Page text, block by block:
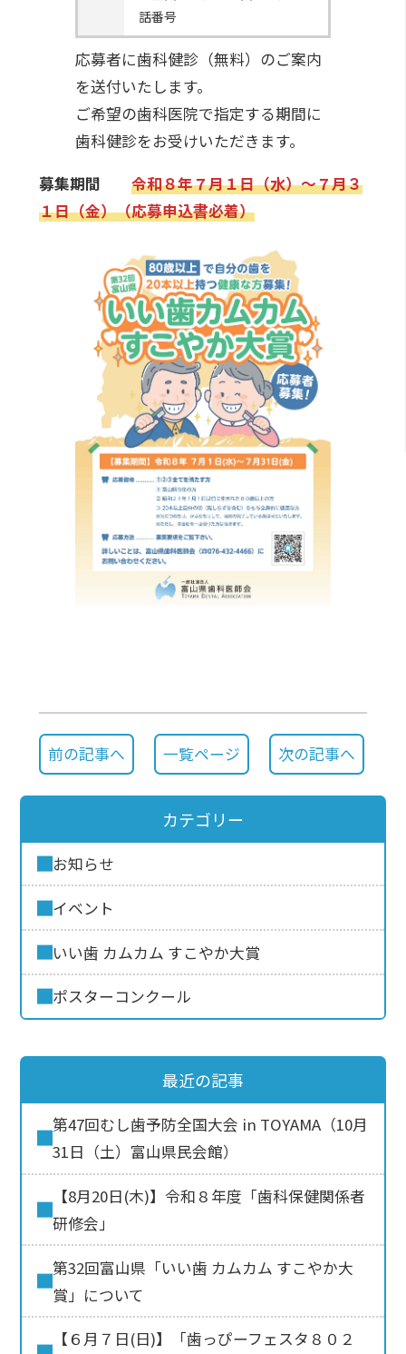
話番号
応募者に歯科健診（無料）のご案内
を送付いたします。
ご希望の歯科医院で指定する期間に
歯科健診をお受けいただきます。
募集期間
令和８年７月１日（水）～７月３
１日（金）（応募申込書必着）
前の記事へ 一覧ページ 次の記事へ
カテゴリー
お知らせ
イベント
いい歯 カムカム すこやか大賞
ポスターコンクール
最近の記事
第47回むし歯予防全国大会 in TOYAMA（10月
31日（土）富山県民会館）
【8月20日(木)】令和８年度「歯科保健関係者
研修会」
第32回富山県「いい歯 カムカム すこやか大
賞」について
【６月７日(日)】「歯っぴーフェスタ８０２